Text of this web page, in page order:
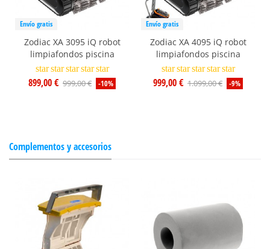
Envío gratis
Zodiac XA 3095 iQ robot
limpiafondos piscina
star star star star star
899,00 € 999,00 € -10%
Envío gratis
Zodiac XA 4095 iQ robot
limpiafondos piscina
star star star star star
999,00 € 1.099,00 € -9%
Complementos y accesorios